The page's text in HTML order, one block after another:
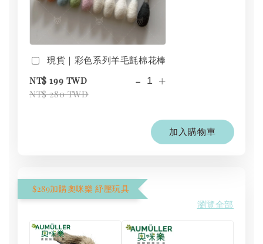
現貨｜彩色系列羊毛氈棉花棒
NT$ 199 TWD
NT$ 280 TWD
- +
加入購物車
$289加購奧咪樂 紓壓玩具
瀏覽全部